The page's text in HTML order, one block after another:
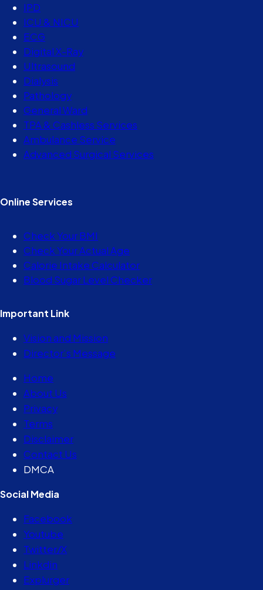
IPD
ICU & NICU
ECG
Digital X-Ray
Ultrasound
Dialysis
Pathology
General Ward
TPA & Cashless Services
Ambulance Service
Advanced Surgical Services
Online Services
Check Your BMI
Check Your Actual Age
Calorie Intake Calculator
Blood Sugar Level Checker
Important Link
Vision and Mission
Director’s Message
Home
About Us
Privacy
Terms
Disclaimer
Contact Us
DMCA
Social Media
Facebook
Youtube
Twitter/X
Linkdin
Explurger